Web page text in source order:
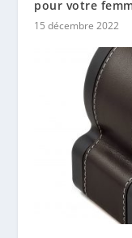
pour votre
15 décembre 2022